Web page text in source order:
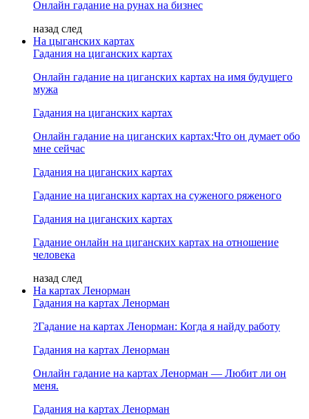
Онлайн гадание на рунах на бизнес
назад след
На цыганских картах
Гадания на циганских картах
Онлайн гадание на циганских картах на имя будущего
мужа
Гадания на циганских картах
Онлайн гадание на циганских картах:Что он думает обо
мне сейчас
Гадания на циганских картах
Гадание на циганских картах на суженого ряженого
Гадания на циганских картах
Гадание онлайн на циганских картах на отношение
человека
назад след
На картах Ленорман
Гадания на картах Ленорман
?Гадание на картах Ленорман: Когда я найду работу
Гадания на картах Ленорман
Онлайн гадание на картах Ленорман — Любит ли он
меня.
Гадания на картах Ленорман